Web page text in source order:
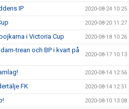
IP 2020-08-24 10:25
2020-08-20 11:27
i Victoria Cup 2020-08-18 10:26
trean och BP i kvart på
2020-08-17 10:13
2020-08-14 12:56
FK 2020-08-14 12:51
2020-08-10 13:08